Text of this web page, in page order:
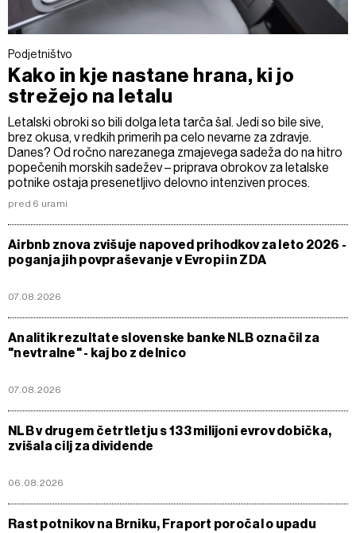
Podjetništvo
Kako in kje nastane hrana, ki jo
strežejo na letalu
Letalski obroki so bili dolga leta tarča šal. Jedi so bile sive,
brez okusa, v redkih primerih pa celo nevarne za zdravje.
Danes? Od ročno narezanega zmajevega sadeža do na hitro
popečenih morskih sadežev – priprava obrokov za letalske
potnike ostaja presenetljivo delovno intenziven proces.
pred 6 urami
Airbnb znova zvišuje napoved prihodkov za leto 2026 -
poganja jih povpraševanje v Evropi in ZDA
07.08.2026
Analitik rezultate slovenske banke NLB označil za
"nevtralne" - kaj bo z delnico
07.08.2026
NLB v drugem četrtletju s 133 milijoni evrov dobička,
zvišala cilj za dividende
06.08.2026
Rast potnikov na Brniku, Fraport poročal o upadu